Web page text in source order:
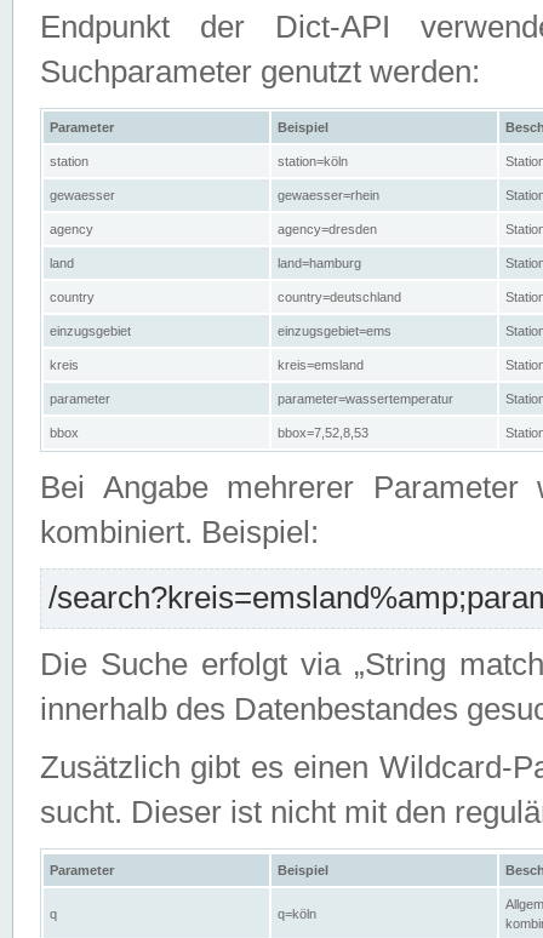
Endpunkt der Dict-API
Suchparameter genutzt werden:
Parameter Beispiel
station station=köln
gewaesser gewaesser=rhein
agency agency=dresden
land land=hamburg
country country=deutschland
einzugsgebiet einzugsgebiet=ems
kreis kreis=emsland
parameter parameter=wassertemperatur
bbox bbox=7,52,8,53
Bei Angabe mehrerer Parameter
kombiniert. Beispiel:
/
Die Suche erfolgt via „String
innerhalb des Datenbestandes
Zusätzlich gibt es einen Wildcard-
sucht. Dieser ist nicht mit den
Parameter Beispiel
q q=köln